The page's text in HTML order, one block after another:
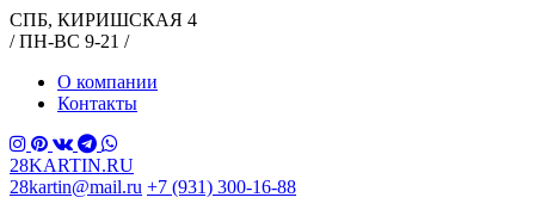
СПБ, КИРИШСКАЯ 4
/ ПН-ВС 9-21 /
О компании
Контакты
28KARTIN.RU
28kartin@mail.ru +7 (931) 300-16-88